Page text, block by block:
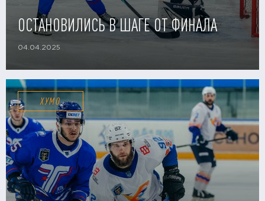
ОСТАНОВИЛИСЬ В ШАГЕ ОТ ФИНАЛА
04.04.2025
ХУМО